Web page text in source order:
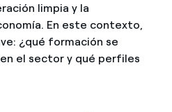
del contrato?
para cambiar de
limpia y la
En este contexto,
¿qué formación se
el sector y qué perfiles